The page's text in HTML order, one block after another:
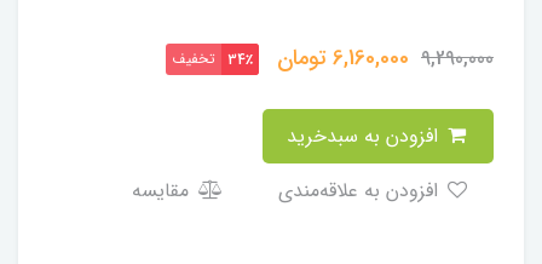
9,290,000
6,160,000تومان 34٪ تخفیف
مقایسه